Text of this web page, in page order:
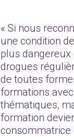
« Si nous
une condition
plus dangereux
drogues
de toutes
formations avec
thématiques,
formation
consommatrice